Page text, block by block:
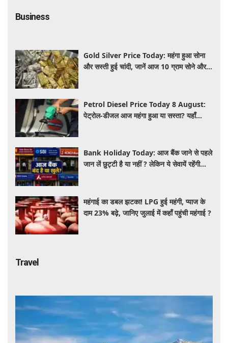
Business
Gold Silver Price Today: महंगा हुआ सोना
और सस्ती हुई चांदी, जानें आज 10 ग्राम सोने और 1
Petrol Diesel Price Today 8 August:
पेट्रोल-डीजल आज महंगा हुआ या सस्ता? यहाँ
Bank Holiday Today: आज बैंक जाने से पहले
जान लें छुट्टी है या नहीं ? लेकिन ये सेवायें रहेंगी
महंगाई का डबल झटका! LPG हुई महंगी, प्याज के
दाम 23% बढ़े, जानिए जुलाई में कहाँ पहुंची महंगाई ?
Travel